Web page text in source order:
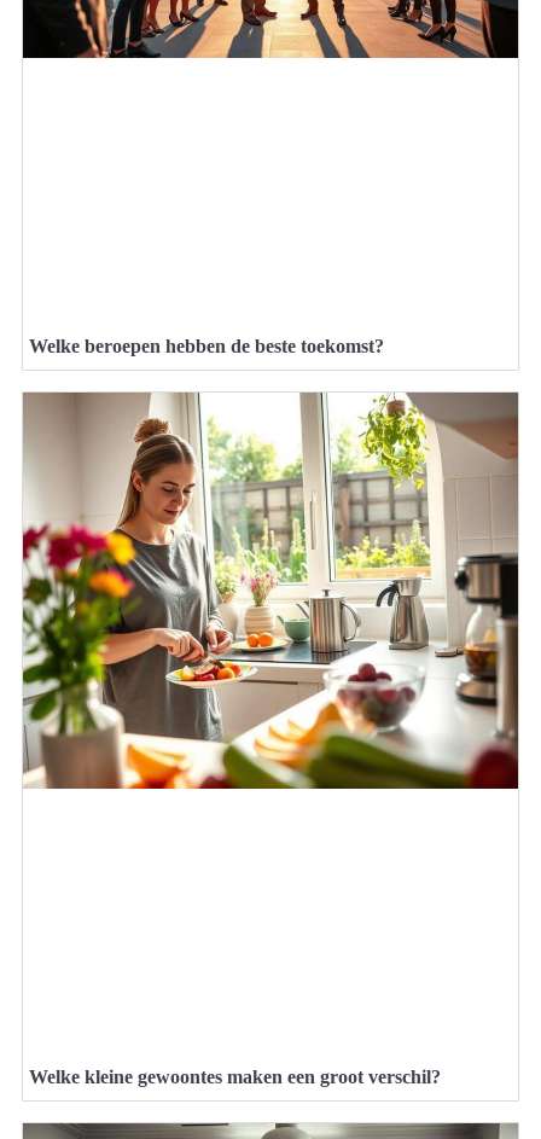
Welke beroepen hebben de beste toekomst?
Welke kleine gewoontes maken een groot verschil?